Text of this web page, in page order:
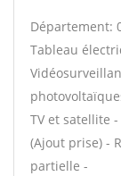
Département:
Tableau
TV et satellite
(Ajout prise) -
partielle -